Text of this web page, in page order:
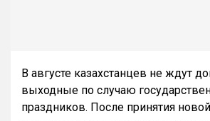
В августе казахстанцев не ждут
выходные по случаю
праздников. После принятия